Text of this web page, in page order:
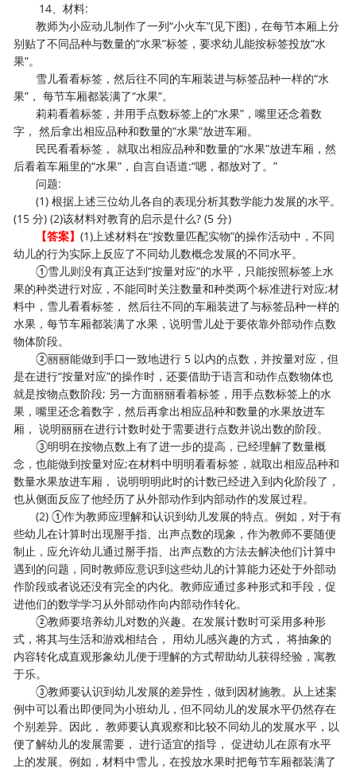
14、材料:
教师为小应动儿制作了一列“小火车”(见下图)，在每节本厢上分
别贴了不同品种与数量的“水果”标签，要求幼儿能按标签投放“水
果”。
雪儿看看标签，然后往不同的车厢装进与标签品种一样的“水
果”， 每节车厢都装满了“水果”。
莉莉看着标签，并用手点数标签上的“水果”，嘴里还念着数
字， 然后拿出相应品种和数量的“水果”放进车厢。
民民看看标签， 就取出相应品种和数量的“水果”放进车厢，然
后看着车厢里的“水果”，自言自语道:“嗯，都放对了。”
问题:
(1) 根据上述三位幼儿各自的表现分析其数学能力发展的水平。
(15 分) (2)该材料对教育的启示是什么? (5 分)
【答案】(1)上述材料在“按数量匹配实物”的操作活动中，不同
幼儿的行为实际上反应了不同幼儿数概念发展的不同水平。
①雪儿则没有真正达到“按量对应”的水平，只能按照标签上水
果的种类进行对应，不能同时关注数量和种类两个标准进行对应;材
料中，雪儿看看标签， 然后往不同的车厢装进了与标签品种一样的
水果，每节车厢都装满了水果，说明雪儿处于要依靠外部动作点数
物体阶段。
②丽丽能做到手口一致地进行 5 以内的点数，并按量对应，但
是在进行“按量对应”的操作时，还要借助于语言和动作点数物体也
就是按物点数阶段; 另一方面丽丽看着标签，用手点数标签上的水
果，嘴里还念着数字，然后再拿出相应品种和数量的水果放进车
厢， 说明丽丽在进行计数时处于需要进行点数并说出数的阶段。
③明明在按物点数上有了进一步的提高，已经理解了数量概
念，也能做到按量对应;在材料中明明看看标签，就取出相应品种和
数量水果放进车厢， 说明明明此时的计数已经进入到内化阶段了，
也从侧面反应了他经历了从外部动作到内部动作的发展过程。
(2) ①作为教师应理解和认识到幼儿发展的特点。例如，对于有
些幼儿在计算时出现掰手指、出声点数的现象，作为教师不要随便
制止，应允许幼儿通过掰手指、出声点数的方法去解决他们计算中
遇到的问题，同时教师应意识到这些幼儿的计算能力还处于外部动
作阶段或者说还没有完全的内化。教师应通过多种形式和手段，促
进他们的数学学习从外部动作向内部动作转化。
②教师要培养幼儿对数的兴趣。在发展计数时可采用多种形
式，将其与生活和游戏相结合， 用幼儿感兴趣的方式， 将抽象的
内容转化成直观形象幼儿便于理解的方式帮助幼儿获得经验，寓教
于乐。
③教师要认识到幼儿发展的差异性，做到因材施教。从上述案
例中可以看出即便同为小班幼儿，但不同幼儿的发展水平仍然存在
个别差异。因此， 教师要认真观察和比较不同幼儿的发展水平，以
便了解幼儿的发展需要， 进行适宜的指导， 促进幼儿在原有水平
上的发展。例如，材料中雪儿，在投放水果时把每节车厢都装满了